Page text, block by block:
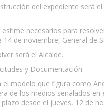
del expediente será
necesarios para
de noviembre, General de
será el Alcalde.
y Documentación.
modelo que figura como
de los medios señalados
desde el jueves, 12 de